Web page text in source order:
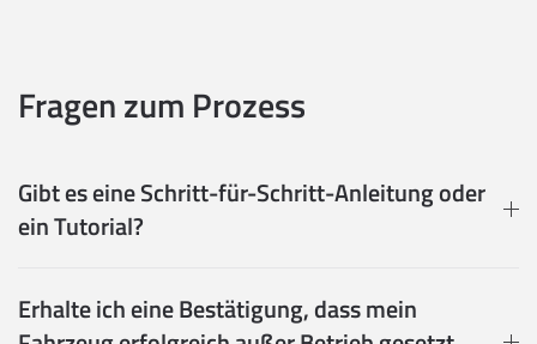
Fragen zum Prozess
Gibt es eine Schritt-für-Schritt-Anleitung oder
ein Tutorial?
Erhalte ich eine Bestätigung, dass mein